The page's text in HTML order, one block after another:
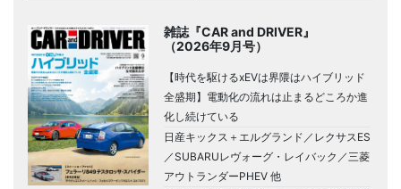
雑誌『CAR and DRIVER』
（2026年9月号）
【時代を駆けるxEVは界隈はハイブリッド
全盛期】電動化の流れは止まるどころか進
化し続けている
日産キックス＋エルグランド／レクサスES
／SUBARUレヴォーグ・レイバック／三菱
アウトランダーPHEV 他